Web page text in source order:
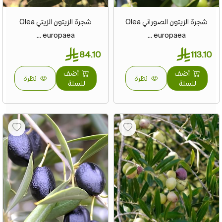
شجرة الزيتون الصوراني Olea
europaea ...
113.10
أضف
للسلة
نظرة
شجرة الزيتون الزيتي Olea
europaea ...
84.10
أضف
للسلة
نظرة